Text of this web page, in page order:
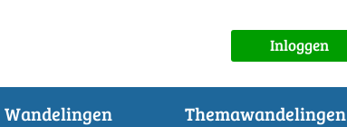
Inloggen
Wandelingen Themawandelingen